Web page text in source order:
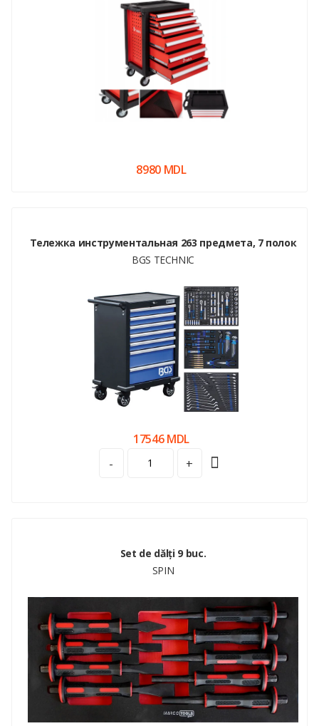
8980 MDL
Тележка инструментальная 263 предмета, 7 полок
BGS TECHNIC
17546 MDL
-
+
Set de dălți 9 buc.
SPIN